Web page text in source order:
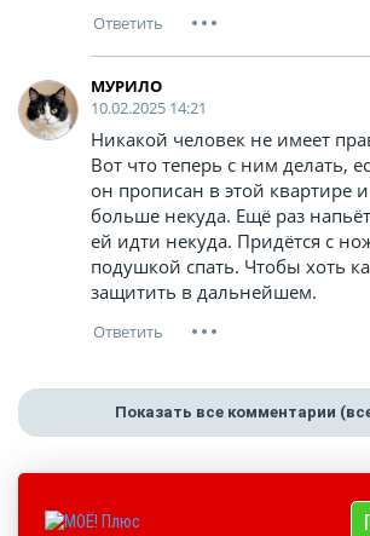
МУРИЛО
10.02.2025 14:21
Никакой человек не имеет
Вот что теперь с ним делать,
он прописан в этой квартире
больше некуда. Ещё раз
ей идти некуда. Придётся с
подушкой спать. Чтобы хоть
защитить в дальнейшем.
Показать все комментарии